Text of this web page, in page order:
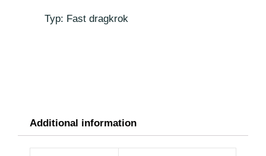
Typ: Fast dragkrok
Additional information